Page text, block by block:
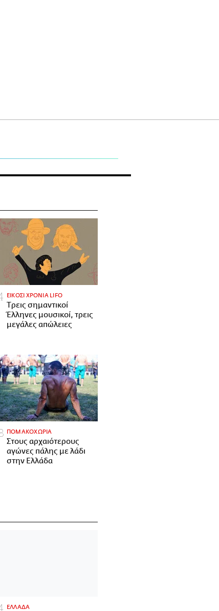
ΕΙΚΟΣΙ ΧΡΟΝΙΑ LIFO
Tρεις σημαντικοί
Έλληνες μουσικοί, τρεις
μεγάλες απώλειες
ΠΟΜΑΚΟΧΩΡΙΑ
Στους αρχαιότερους
αγώνες πάλης με λάδι
στην Ελλάδα
ΕΛΛΑΔΑ